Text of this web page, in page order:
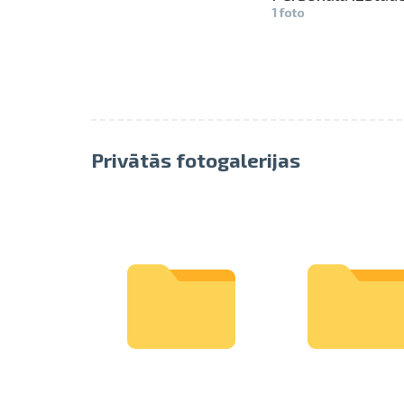
1 foto
Privātās fotogalerijas